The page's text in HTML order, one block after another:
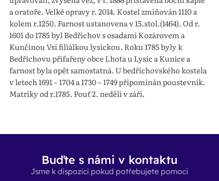
a oratoře. Velké opravy r. 2014. Kostel zmiňován 1110 a
kolem r.1250. Farnost ustanovena v 15.stol.(1464). Od r.
1601 do 1785 byl Bedřichov s osadami Kozárovem a
Kunčinou Vsí filiálkou lysickou. Roku 1785 byly k
Bedřichovu přifařeny obce Lhota u Lysic a Kunice a
farnost byla opět samostatná. U bedřichovského kostela
v letech 1691 – 1704 a 1730 – 1749 připomínán poustevník.
Matriky od r.1785. Pouť 2. neděli v září.
Buďte s námi v kontaktu
Jsme k dispozici pokud potřebujete pomoci